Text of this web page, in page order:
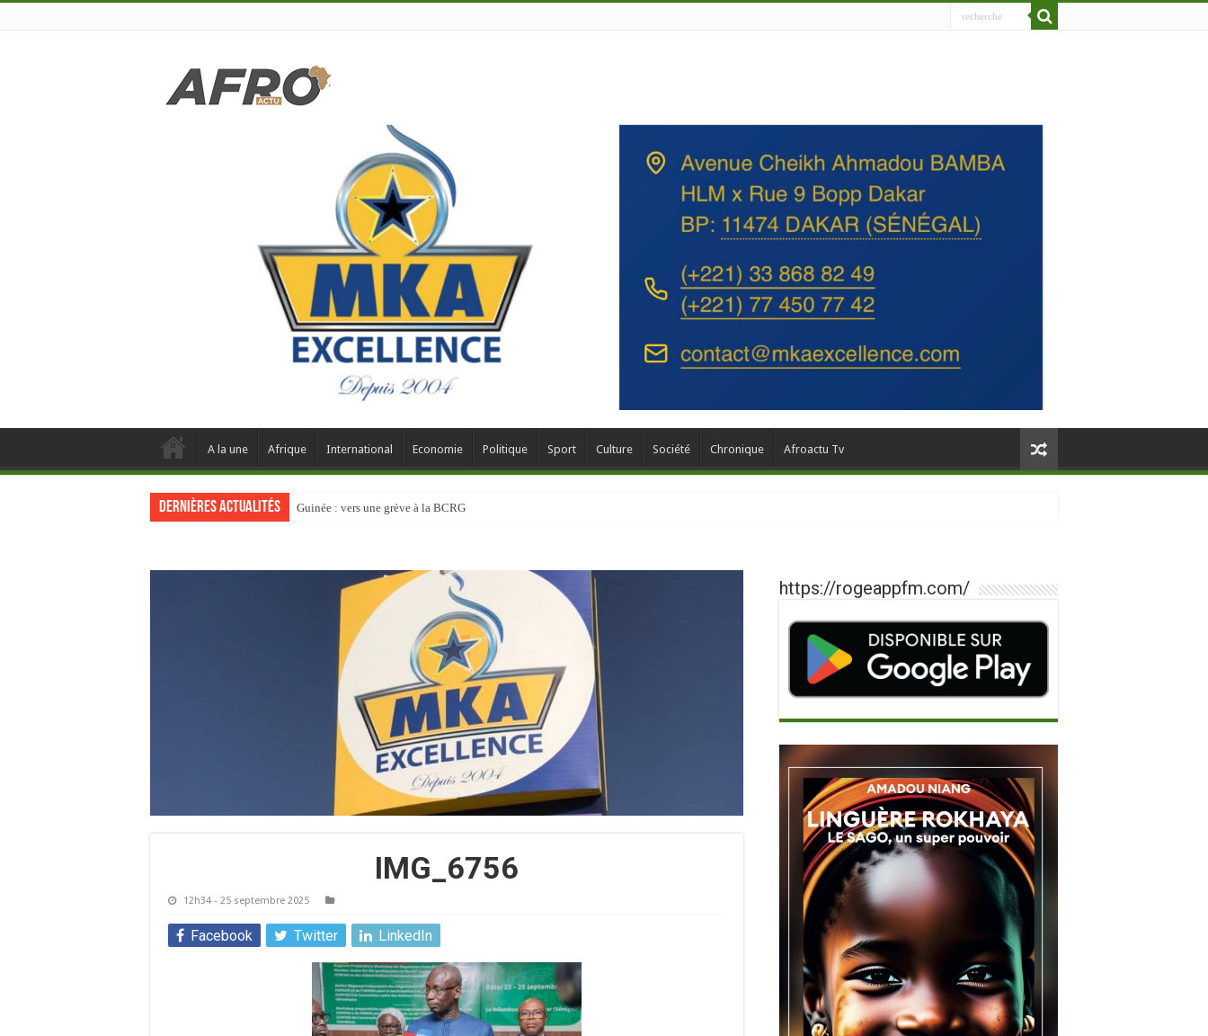
A la une Afrique International Economie Politique Sport Culture Société Chronique Afroactu Tv
Dernières actualités Guinée : vers une grève à la BCRG
IMG_6756
12h34 - 25 septembre 2025
Facebook Twitter LinkedIn
https://rogeappfm.com/